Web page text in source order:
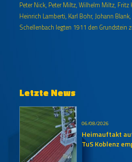
Peter Nick, Peter Miltz, Wilhelm Miltz,
Heinrich Lamberti, Karl Bohr, Johann
Schellenbach legten 1911 den Grundstein
Letzte News
06/08/2026
Heimauftakt
TuS Koblenz